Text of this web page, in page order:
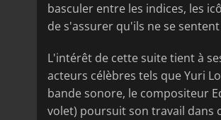
basculer entre les indices, les
de s'assurer qu'ils ne se
L'intérêt de cette suite tient à
acteurs célèbres tels que Yuri
bande sonore, le compositeur
volet) poursuit son travail dans